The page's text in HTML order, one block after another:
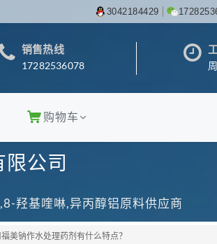
3042184429
销售热线
17282536078
购物车
公司
羟基喹啉,异丙醇铝原料供应商
福美钠作水处理药剂有什么特点？